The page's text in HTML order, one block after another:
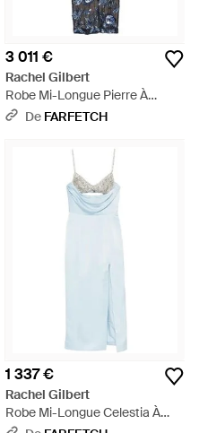
3 011 €
Rachel Gilbert
Robe Mi-Longue Pierre À
Fleurs Appliquées - Bleu
De FARFETCH
1 337 €
Rachel Gilbert
Robe Mi-Longue Celestia À